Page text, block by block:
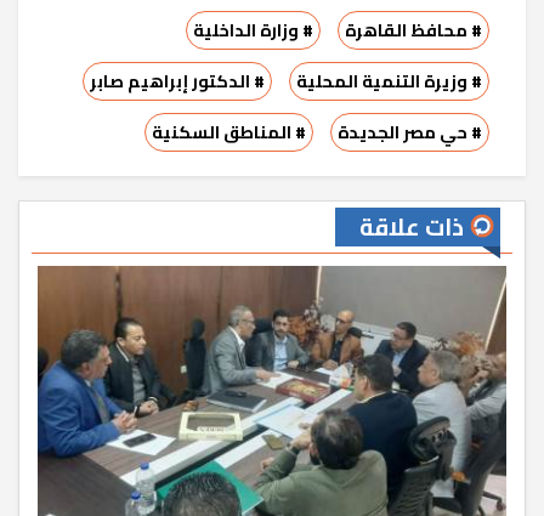
# محافظ القاهرة
# وزارة الداخلية
# وزيرة التنمية المحلية
# الدكتور إبراهيم صابر
# حي مصر الجديدة
# المناطق السكنية
ذات علاقة